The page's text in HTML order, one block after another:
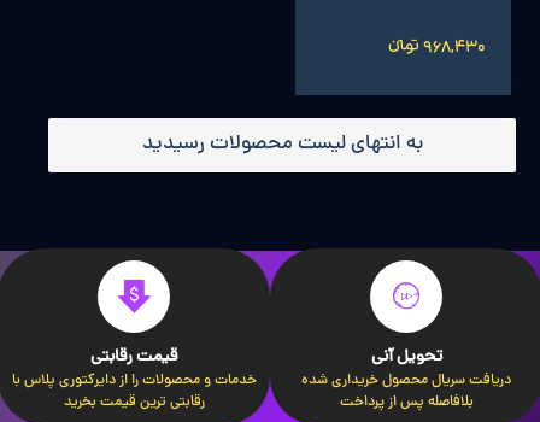
968,430 تومانءءء
به انتهای لیست محصولات رسیدید
تحویل آنی
دریافت سریال محصول خریداری شده
بلافاصله پس از پرداخت
قیمت رقابتی
خدمات و محصولات را از دایرکتوری پلاس با
رقابتی ترین قیمت بخرید